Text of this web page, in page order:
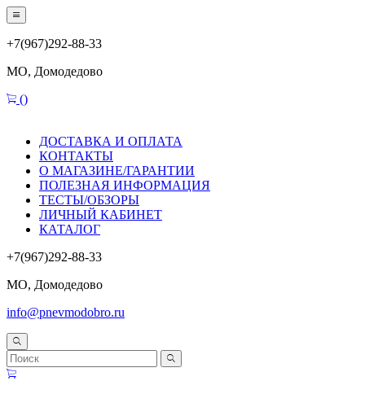
+7(967)292-88-33
МО, Домодедово
()
ДОСТАВКА И ОПЛАТА
КОНТАКТЫ
О МАГАЗИНЕ/ГАРАНТИИ
ПОЛЕЗНАЯ ИНФОРМАЦИЯ
ТЕСТЫ/ОБЗОРЫ
ЛИЧНЫЙ КАБИНЕТ
КАТАЛОГ
+7(967)292-88-33
МО, Домодедово
info@pnevmodobro.ru